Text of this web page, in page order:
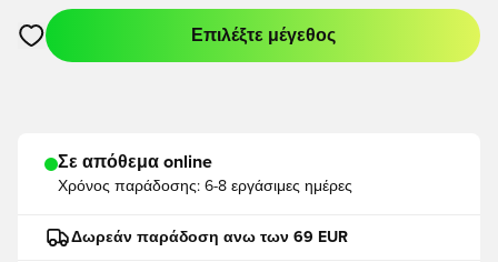
Ανοίγει ένα Modal για να συνδεθείτε ή να εγγραφείτε ως
Επιλέξτε μέγεθος
Σε απόθεμα online
Χρόνος παράδοσης: 6-8 εργάσιμες ημέρες
Δωρεάν παράδοση ανω των 69 EUR